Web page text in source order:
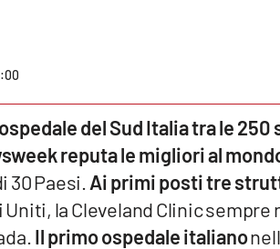
ospedale del Sud Italia tra le
reputa le migliori al
30 Paesi. Ai primi posti tre
la Cleveland Clinic sempre
Il primo ospedale italiano